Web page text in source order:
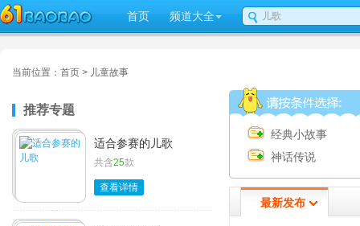
首页 频道大全
当前位置： 首页 > 儿童故事
推荐专题
适合参赛的儿歌
共含25款
查看详情
经典小故事
神话传说
最新发布